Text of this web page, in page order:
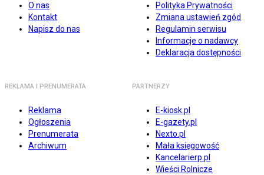
O nas
Kontakt
Napisz do nas
Polityka Prywatności
Zmiana ustawień zgód
Regulamin serwisu
Informacje o nadawcy
Deklaracja dostępności
REKLAMA I PRENUMERATA
Reklama
Ogłoszenia
Prenumerata
Archiwum
PARTNERZY
E-kiosk.pl
E-gazety.pl
Nexto.pl
Mała księgowość
Kancelarierp.pl
Wieści Rolnicze